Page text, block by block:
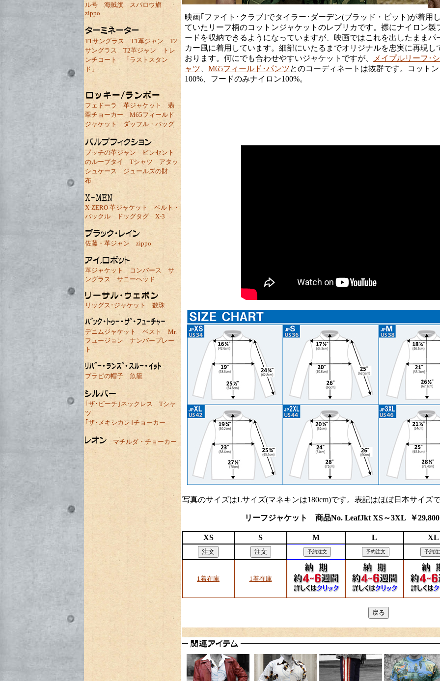
ル号
海賊旗
スパロウ旗
zippo
T1サングラス T1革ジャン
T2
サングラス
T2革ジャン
トレ
ンチコート
「ラストスタン
ド」
フェドーラ 革ジャケット
翡
翠チョーカー
M65フィールド
ジャケット
ダッフル・バッグ
ブッチの革ジャン
ビンセント
のループタイ
Tシャツ
アタッ
シュケース
ジュールズの財
布
X-ZERO 革ジャケット
ベルト・
バックル
ドッグタグ X-3
佐藤・革ジャン zippo
革ジャケット コンバース
サ
ングラス
サニーヘッド
リッグス･ジャケット 数珠
デニムジャケット ベスト
Mr.
フュージョン
ナンバープレー
ト
ブラピの帽子 魚籠
｢ザ･ビーチ｣ネックレス
Tシャ
ツ
｢ザ･メキシカン｣チョーカー
マチルダ・チョーカー
レギュラー ペット用
レッド・アップル(タバコ)
ビル・プッシーワゴン
ビリー・ジーン
スリラー･スタジャン
｢ソード･フィッシュ｣
｢トゥルー･ロマンス｣
｢ドニー･ブラスコ｣
｢ミッションインポッシブル
｢ナイト＆デイ｣
映画｢ファイト･クラブ｣でタイラー･ダーデン(ブラッド・ピット)が着用
ていたリーフ柄のコットンジャケットのレプリカです。襟にナイロン製
ードを収納できるようになっていますが、映画ではこれを出したままパ
カー風に着用しています。細部にいたるまでオリジナルを忠実に再現し
おります。何にでも合わせやすいジャケットですが、
メイプルリーフ･シ
ャツ
M65フィールド･パンツとのコーディネートは抜群です。コットン
100%、フードのみナイロン100%。
写真のサイズはLサイズ(マネキンは180cm)です。表記はほぼ日本サイズ
リーフジャケット 商品No. LeafJkt XS～3XL ￥29,800
XS S M L XL
1着在庫 1着在庫